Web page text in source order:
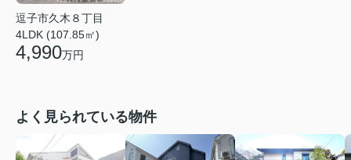
逗子市久木８丁目
4LDK (107.85㎡)
4,990万円
よく見られている物件